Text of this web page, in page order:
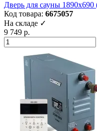
Дверь для сауны
Код товара: 6675057
На складе ✓
9 749 р.